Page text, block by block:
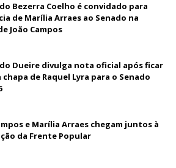
Bezerra Coelho é convidado para
de Marília Arraes ao Senado na
João Campos
Dueire divulga nota oficial após ficar
de Raquel Lyra para o Senado
e Marília Arraes chegam juntos à
da Frente Popular